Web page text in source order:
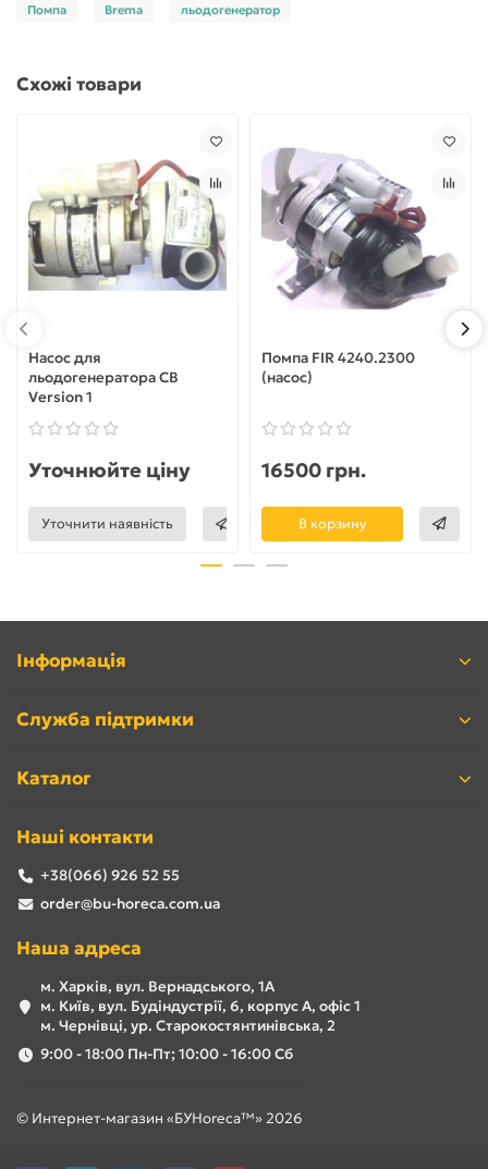
Помпа Brema льодогенератор
Схожі товари
Насос для
льодогенератора СВ
Version 1
Уточнюйте ціну
Уточнити наявність
Помпа FIR 4240.2300
(насос)
16500 грн.
В корзину
Інформація
Служба підтримки
Каталог
Наші контакти
+38(066) 926 52 55
order@bu-horeca.com.ua
Наша адреса
м. Харків, вул. Вернадського, 1А
м. Київ, вул. Будіндустрії, 6, корпус А, офіс 1
м. Чернівці, ур. Старокостянтинівська, 2
9:00 - 18:00 Пн-Пт; 10:00 - 16:00 Сб
© Интернет-магазин «БУHoreca™» 2026